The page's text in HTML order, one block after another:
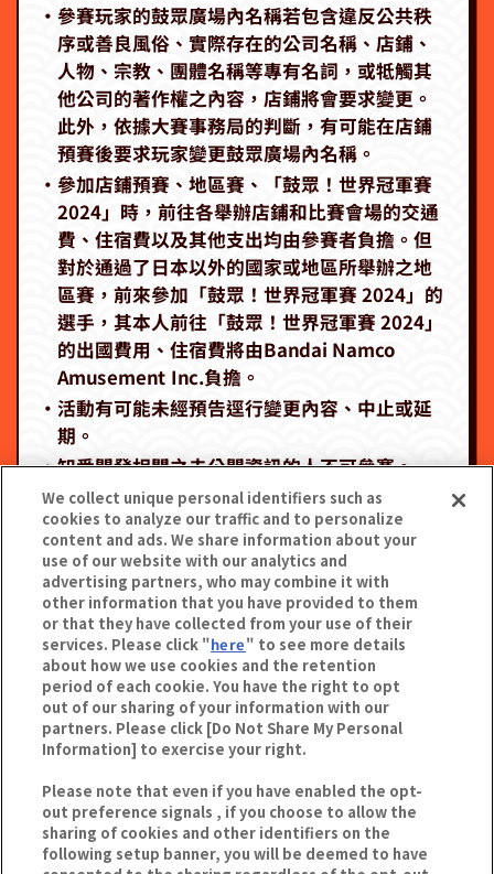
‧參賽玩家的鼓眾廣場內名稱若包含違反公共秩
序或善良風俗、實際存在的公司名稱、店鋪、
人物、宗教、團體名稱等專有名詞，或牴觸其
他公司的著作權之內容，店鋪將會要求變更。
此外，依據大賽事務局的判斷，有可能在店鋪
預賽後要求玩家變更鼓眾廣場內名稱。
‧參加店鋪預賽、地區賽、「鼓眾！世界冠軍賽
2024」時，前往各舉辦店鋪和比賽會場的交通
費、住宿費以及其他支出均由參賽者負擔。但
對於通過了日本以外的國家或地區所舉辦之地
區賽，前來參加「鼓眾！世界冠軍賽 2024」的
選手，其本人前往「鼓眾！世界冠軍賽 2024」
的出國費用、住宿費將由Bandai Namco
Amusement Inc.負擔。
‧活動有可能未經預告逕行變更內容、中止或延
期。
‧知悉開發相關之未公開資訊的人不可參賽。
‧關於本大賽之諮詢，請透過下方連結進行。
https://bnam-customer.my.site.com/Amuse
mentMachine/s/
※回覆內容將為日文，敬請見諒。
We collect unique personal identifiers such as
cookies to analyze our traffic and to personalize
content and ads. We share information about your
use of our website with our analytics and
advertising partners, who may combine it with
other information that you have provided to them
or that they have collected from your use of their
services. Please click "here" to see more details
about how we use cookies and the retention
period of each cookie. You have the right to opt
out of our sharing of your information with our
partners. Please click [Do Not Share My Personal
Information] to exercise your right.
Please note that even if you have enabled the opt-
out preference signals , if you choose to allow the
sharing of cookies and other identifiers on the
following setup banner, you will be deemed to have